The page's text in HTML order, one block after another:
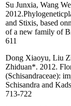
Su Junxia, Wang
and Stixis, based
of a new family of
611
Dong Xiaoyu, Liu
Zhiduan*. 2012.
(Schisandraceae):
Schisandra and
713-722